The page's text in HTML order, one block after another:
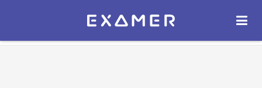
Экзамер — ЕГЭ 2027
ОТКРЫТЬ